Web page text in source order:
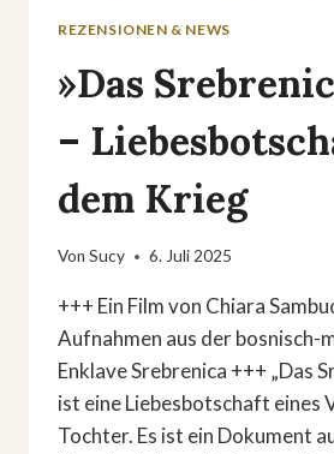
REZENSIONEN & NEWS
»Das
–
dem Krieg
Von Sucy 6. Juli 2025
+++ Ein Film von Chiara
Aufnahmen aus der bosnisch-
Enklave Srebrenica +++ „Das
ist eine Liebesbotschaft eines
Tochter. Es ist ein Dokument